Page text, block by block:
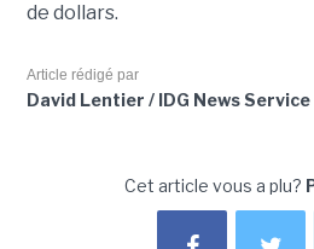
de dollars.
Article rédigé par
David Lentier / IDG News Service
Cet article vous a plu?